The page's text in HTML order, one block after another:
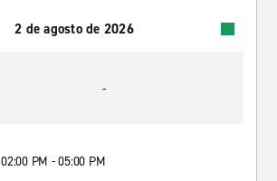
2 de agosto de 2026
-
02:00 PM - 05:00 PM